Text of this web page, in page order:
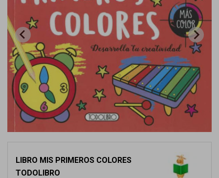
LIBRO MIS PRIMEROS COLORES
TODOLIBRO